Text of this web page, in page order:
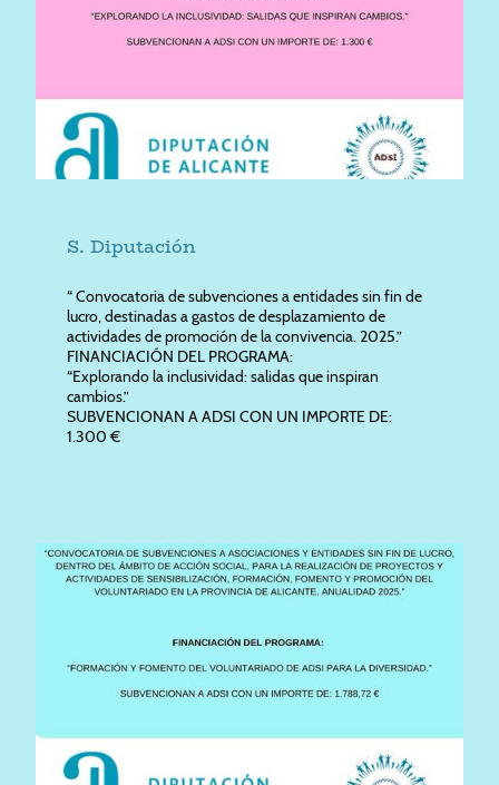
S. Diputación
“ Convocatoria de subvenciones a entidades sin fin de
lucro, destinadas a gastos de desplazamiento de
actividades de promoción de la convivencia. 2025.”
FINANCIACIÓN DEL PROGRAMA:
“Explorando la inclusividad: salidas que inspiran
cambios.”
SUBVENCIONAN A ADSI CON UN IMPORTE DE:
1.300 €